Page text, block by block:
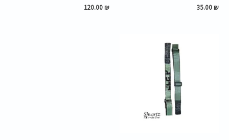
35.00 ₪
120.00 ₪